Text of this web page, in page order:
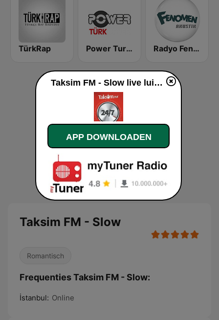
TürkRap Power Turk Cover Radyo Fenomen Akustik
Taksim FM - Slow
Romantisch
Frequenties Taksim FM - Slow:
İstanbul: Online
Taksim FM - Slow live luisteren
APP DOWNLOADEN